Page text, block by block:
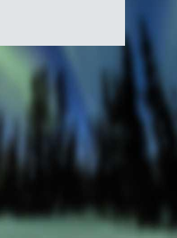
Canada